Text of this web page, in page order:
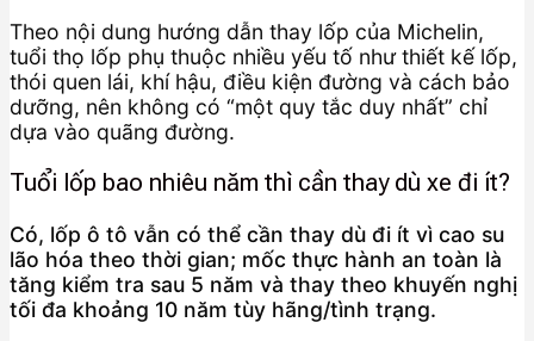
Theo nội dung hướng dẫn thay lốp của Michelin,
tuổi thọ lốp phụ thuộc nhiều yếu tố như thiết kế lốp,
thói quen lái, khí hậu, điều kiện đường và cách bảo
dưỡng, nên không có “một quy tắc duy nhất” chỉ
dựa vào quãng đường.
Tuổi lốp bao nhiêu năm thì cần thay dù xe đi ít?
Có, lốp ô tô vẫn có thể cần thay dù đi ít vì cao su
lão hóa theo thời gian; mốc thực hành an toàn là
tăng kiểm tra sau 5 năm và thay theo khuyến nghị
tối đa khoảng 10 năm tùy hãng/tình trạng.